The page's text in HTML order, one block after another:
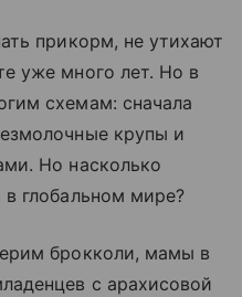
прикорм, не утихают
уже много лет. Но в
схемам: сначала
крупы и
Но насколько
в глобальном мире?
брокколи, мамы в
с арахисовой